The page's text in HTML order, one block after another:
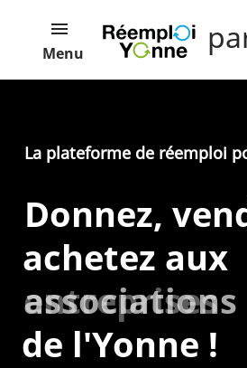
Menu
La plateforme de réemploi
Donnez,
achetez aux
entreprises
associations
de l'Yonne !